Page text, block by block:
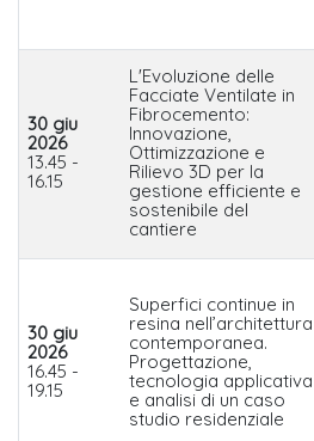
30 giu
2026
13.45 -
16.15
L'Evoluzione delle
Facciate Ventilate in
Fibrocemento:
Innovazione,
Ottimizzazione e
Rilievo 3D per la
gestione efficiente e
sostenibile del
cantiere
30 giu
2026
16.45 -
19.15
Superfici continue in
resina nell’architettura
contemporanea.
Progettazione,
tecnologia applicativa
e analisi di un caso
studio residenziale